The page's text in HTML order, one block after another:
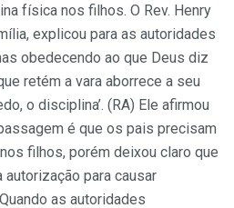
física nos filhos. O Rev. Henry
explicou para as autoridades
obedecendo ao que Deus diz
retém a vara aborrece a seu
o disciplina’. (RA) Ele afirmou
é que os pais precisam
filhos, porém deixou claro que
para causar
as autoridades